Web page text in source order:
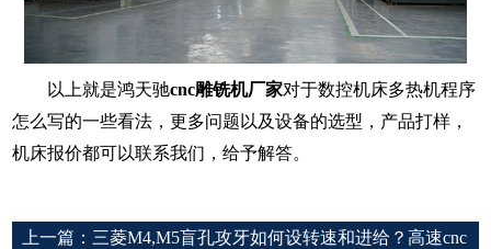
以上就是鸿天驰cnc雕铣机厂家对于数控机床多热机程序
怎么写的一些看法，更多问题以及设备的选型，产品打样，
机床报价都可以联系我们，给予解答。
上一篇： 三菱M4,M5盲孔攻牙如何设转速和进给？高速cnc